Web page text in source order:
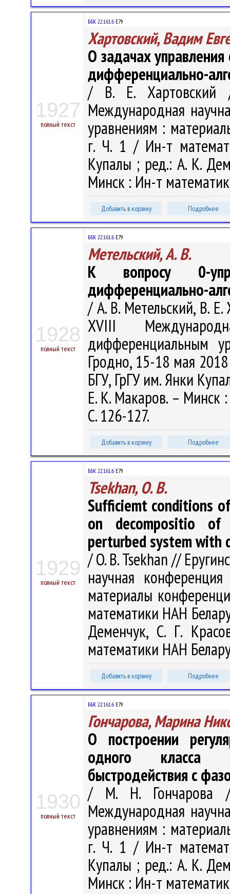
1927
полный текст
ББК 22.161.6 Е79
Хартовский, Вадим
О задачах
дифференциально-
/ В. Е. Хартовский
Международная
уравнениям :
г. Ч. 1 / Ин-т
Купалы ; ред.: А. К.
Минск : Ин-т
Добавить в корзину Подробнее
1928
полный текст
ББК 22.161.6 Е79
Метельский, А. В.
К вопросу 0-
дифференциально-
/ А. В. Метельский, В.
XVIII
дифференциальным
Гродно, 15-18 мая
БГУ, ГрГУ им. Янки
Е. К. Макаров. – Минск
С. 126-127.
Добавить в корзину Подробнее
1929
полный текст
ББК 22.161.6 Е79
Tsekhan, O. B.
Sufficiemt conditions
on decompositio
perturbed system with
/ O. B. Tsekhan //
научная
материалы
математики НАН
Деменчук, С. Г.
математики НАН
Добавить в корзину Подробнее
1930
полный текст
ББК 22.161.6 Е79
Гончарова, Марина
О построении
одного класса
быстродействия с
/ М. Н. Гончарова
Международная
уравнениям :
г. Ч. 1 / Ин-т
Купалы ; ред.: А. К.
Минск : Ин-т